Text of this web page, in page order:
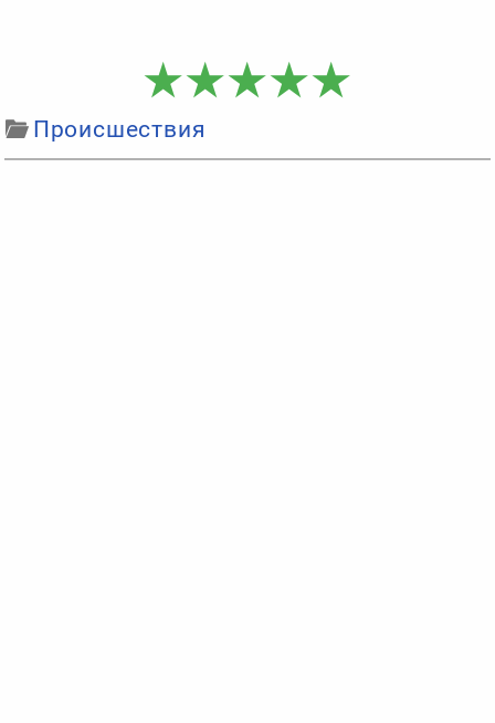
Происшествия